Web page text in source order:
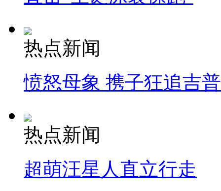
热点新闻
愤怒母象 携子狂追吉
热点新闻
超萌汪星人直立行走